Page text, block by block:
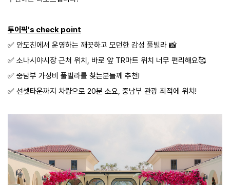
투어픽's check point
✅️ 안도친에서 운영하는 깨끗하고 모던한 감성 풀빌라 📸
✅️ 소나시야시장 근처 위치, 바로 앞 TR마트 위치 너무 편리해요🥰
✅️ 중남부 가성비 풀빌라를 찾는분들께 추천!
✅️ 선셋타운까지 차량으로 20분 소요, 중남부 관광 최적에 위치!